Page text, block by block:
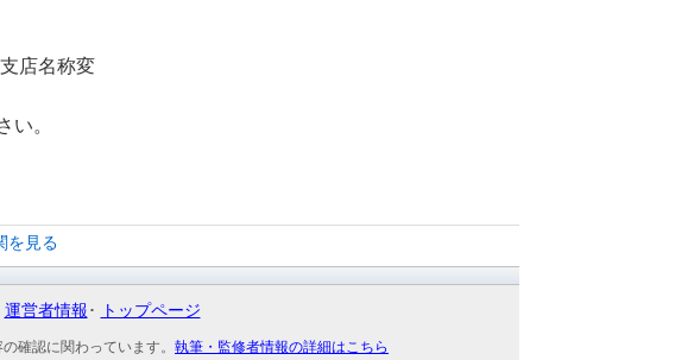
店名称変
い。
を見る
運営者情報 トップページ
確認に関わっています。 執筆・監修者情報の詳細はこちら